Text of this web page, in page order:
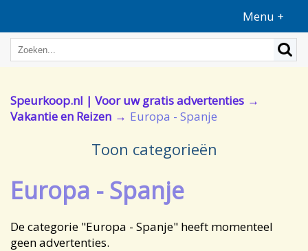
Menu +
Speurkoop.nl | Voor uw gratis advertenties
Vakantie en Reizen
Europa - Spanje
Toon categorieën
Europa - Spanje
De categorie "Europa - Spanje" heeft momenteel
geen advertenties.